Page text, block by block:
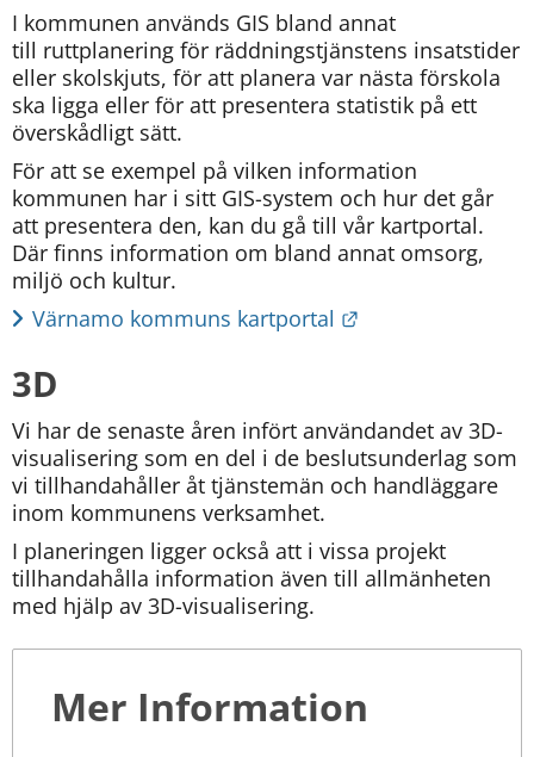
I kommunen används GIS bland annat
till ruttplanering för räddningstjänstens insatstider
eller skolskjuts, för att planera var nästa förskola
ska ligga eller för att presentera statistik på ett
överskådligt sätt.
För att se exempel på vilken information
kommunen har i sitt GIS-system och hur det går
att presentera den, kan du gå till vår kartportal.
Där finns information om bland annat omsorg,
miljö och kultur.
Värnamo kommuns kartportal
3D
Vi har de senaste åren infört användandet av 3D-
visualisering som en del i de beslutsunderlag som
vi tillhandahåller åt tjänstemän och handläggare
inom kommunens verksamhet.
I planeringen ligger också att i vissa projekt
tillhandahålla information även till allmänheten
med hjälp av 3D-visualisering.
Mer Information